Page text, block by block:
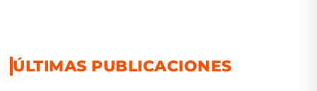
ÚLTIMAS PUBLICACIONES